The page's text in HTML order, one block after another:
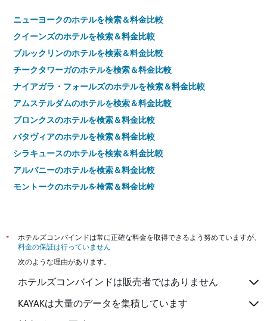
ニューヨークのホテルを検索＆料金比較
クイーンズのホテルを検索＆料金比較
ブルックリンのホテルを検索＆料金比較
チークタワーガのホテルを検索＆料金比較
ナイアガラ・フォールズのホテルを検索＆料金比較
アムステルダムのホテルを検索＆料金比較
ブロンクスのホテルを検索＆料金比較
バタヴィアのホテルを検索＆料金比較
シラキュースのホテルを検索＆料金比較
アルバニーのホテルを検索＆料金比較
モントークのホテルを検索＆料金比較
レイク・プラシッドのホテルを検索＆料金比較
ロチェスターのホテルを検索＆料金比較
ハウポジのホテルを検索＆料金比較
ワトキンス グレンのホテルを検索＆料金比較
イサカのホテルを検索＆料金比較
*
ホテルズコンバインドは常に正確な料金を取得できるよう努めていますが、
料金の保証は行っていません
次のような理由があります。
ホテルズコンバインドは販売者ではありません
KAYAKは大量のデータを集積しています